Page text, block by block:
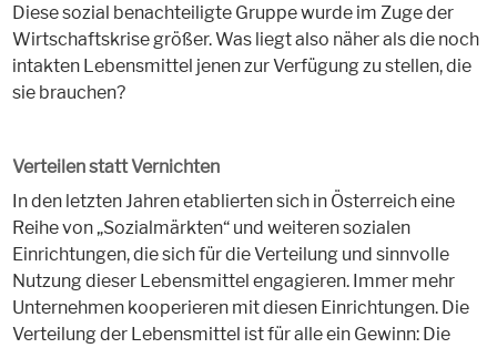
Diese sozial benachteiligte Gruppe wurde im Zuge der
Wirtschaftskrise größer. Was liegt also näher als die noch
intakten Lebensmittel jenen zur Verfügung zu stellen, die
sie brauchen?
Verteilen statt Vernichten
In den letzten Jahren etablierten sich in Österreich eine
Reihe von „Sozialmärkten“ und weiteren sozialen
Einrichtungen, die sich für die Verteilung und sinnvolle
Nutzung dieser Lebensmittel engagieren. Immer mehr
Unternehmen kooperieren mit diesen Einrichtungen. Die
Verteilung der Lebensmittel ist für alle ein Gewinn: Die